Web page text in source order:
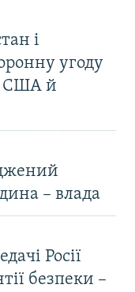
і
угоду
США й
– влада
Росії
безпеки –